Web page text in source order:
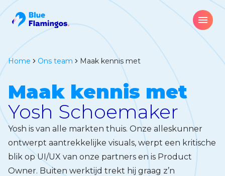
Home ons team Maak kennis met
Maak kennis met
Yosh Schoemaker
Yosh is van alle markten thuis. Onze alleskunner
ontwerpt aantrekkelijke visuals, werpt een kritische
blik op UI/UX van onze partners en is Product
Owner. Buiten werktijd trekt hij graag z’n